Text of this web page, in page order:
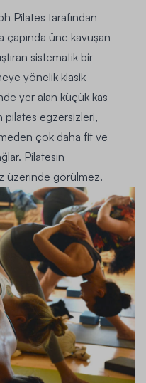
Pilates tarafından
üne kavuşan
sistematik bir
yönelik klasik
yer alan küçük kas
pilates egzersizleri,
çok daha fit ve
Pilatesin
üzerinde görülmez.